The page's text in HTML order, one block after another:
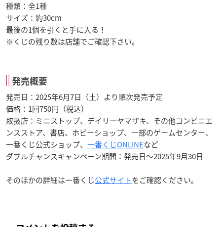
種類：全1種
サイズ：約30cm
最後の1個を引くと手に入る！
※くじの残り数は店舗でご確認下さい。
発売概要
発売日：2025年6月7日（土）より順次発売予定
価格：1回750円（税込）
取扱店：ミニストップ、デイリーヤマザキ、その他コンビニエ
ンスストア、書店、ホビーショップ、一部のゲームセンター、
一番くじ公式ショップ、 一番くじONLINEなど
ダブルチャンスキャンペーン期間：発売日～2025年9月30日
そのほかの詳細は一番くじ公式サイトをご確認ください。